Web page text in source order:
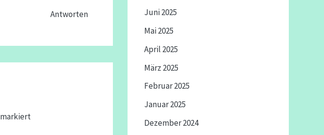
Antworten
markiert
Juni 2025
Mai 2025
April 2025
März 2025
Februar 2025
Januar 2025
Dezember 2024